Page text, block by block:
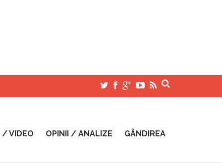
/ VIDEO OPINII / ANALIZE GÂNDIREA